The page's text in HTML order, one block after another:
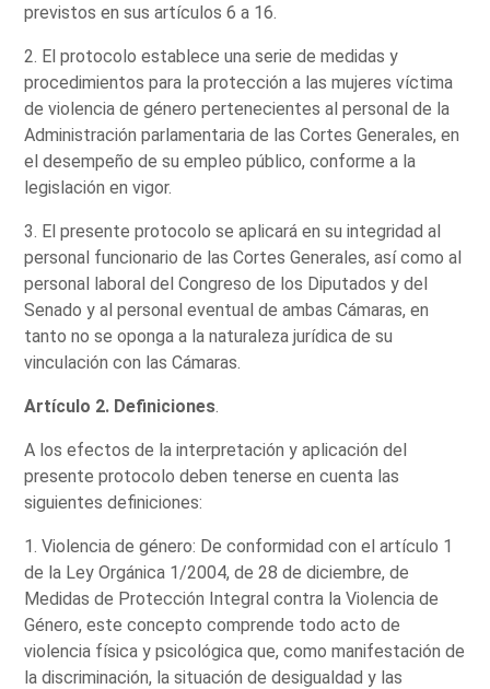
previstos en sus artículos 6 a 16.
2. El protocolo establece una serie de medidas y
procedimientos para la protección a las mujeres víctima
de violencia de género pertenecientes al personal de la
Administración parlamentaria de las Cortes Generales, en
el desempeño de su empleo público, conforme a la
legislación en vigor.
3. El presente protocolo se aplicará en su integridad al
personal funcionario de las Cortes Generales, así como al
personal laboral del Congreso de los Diputados y del
Senado y al personal eventual de ambas Cámaras, en
tanto no se oponga a la naturaleza jurídica de su
vinculación con las Cámaras.
Artículo 2. Definiciones
A los efectos de la interpretación y aplicación del
presente protocolo deben tenerse en cuenta las
siguientes definiciones:
1. Violencia de género: De conformidad con el artículo 1
de la Ley Orgánica 1/2004, de 28 de diciembre, de
Medidas de Protección Integral contra la Violencia de
Género, este concepto comprende todo acto de
violencia física y psicológica que, como manifestación de
la discriminación, la situación de desigualdad y las